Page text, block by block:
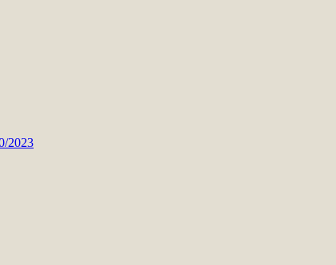
2023